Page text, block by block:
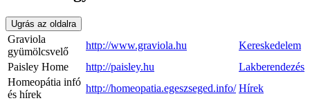
Ugrás az oldalra
Graviola
gyümölcsvelő
http://www.graviola.hu
Kereskedelem
Paisley Home
http://paisley.hu
Lakberendezés
Homeopátia infó
és hírek
http://homeopatia.egeszseged.info/ Hírek